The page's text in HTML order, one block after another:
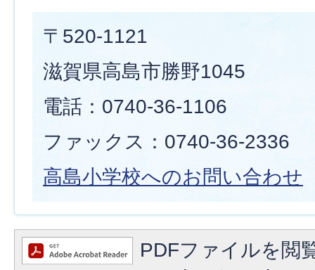
〒520-1121
滋賀県高島市勝野1045
電話：0740-36-1106
ファックス：0740-36-2336
高島小学校へのお問い合わせ
PDFファイルを閲